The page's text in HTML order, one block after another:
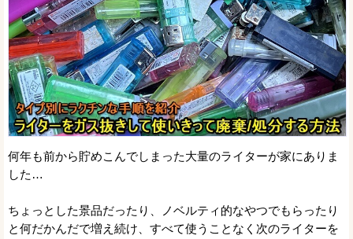
何年も前から貯めこんでしまった大量のライターが家にありま
した…
ちょっとした景品だったり、ノベルティ的なやつでもらったり
と何だかんだで増え続け、すべて使うことなく次のライターを